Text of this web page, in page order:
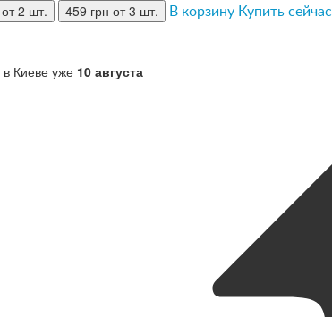
от 2 шт. 459 грн от 3 шт. В корзину Купить сейчас
в Киеве уже 10 августа